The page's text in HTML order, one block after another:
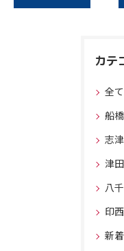
カテ
全
船
志
津
八
印
新